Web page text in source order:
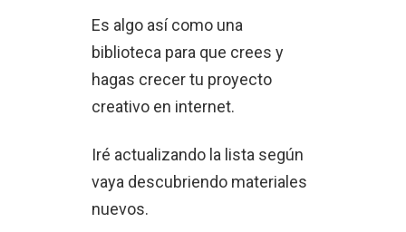
Es algo así como una
biblioteca para que crees y
hagas crecer tu proyecto
creativo en internet.
Iré actualizando la lista según
vaya descubriendo materiales
nuevos.